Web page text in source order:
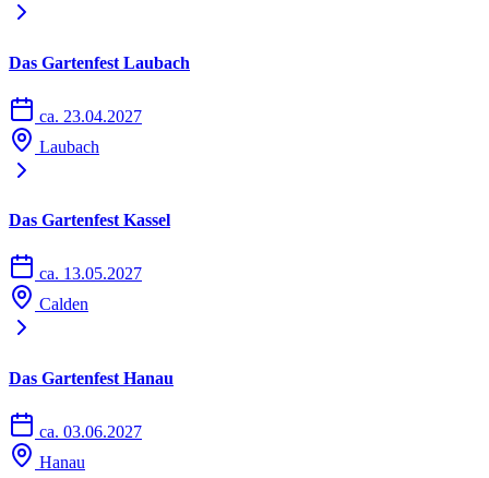
Das Gartenfest Laubach
ca. 23.04.2027
Laubach
Das Gartenfest Kassel
ca. 13.05.2027
Calden
Das Gartenfest Hanau
ca. 03.06.2027
Hanau